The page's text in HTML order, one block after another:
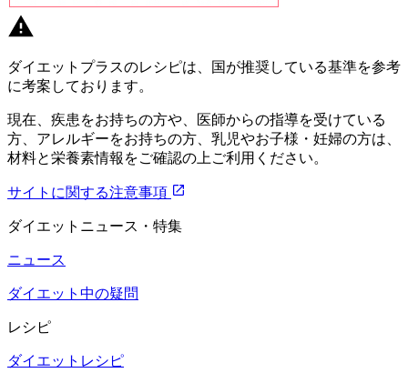
ダイエットプラスのレシピは、国が推奨している基準を参考
に考案しております。
現在、疾患をお持ちの方や、医師からの指導を受けている
方、アレルギーをお持ちの方、乳児やお子様・妊婦の方は、
材料と栄養素情報をご確認の上ご利用ください。
サイトに関する注意事項
ダイエットニュース・特集
ニュース
ダイエット中の疑問
レシピ
ダイエットレシピ